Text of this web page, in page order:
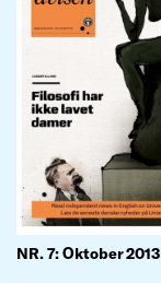
NR. 7: Oktober 2013